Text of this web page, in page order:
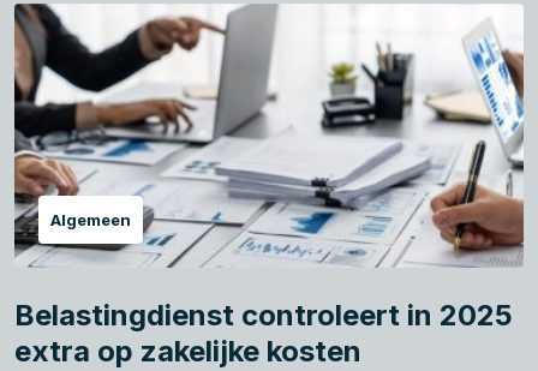
Algemeen
Belastingdienst controleert in 2025
extra op zakelijke kosten